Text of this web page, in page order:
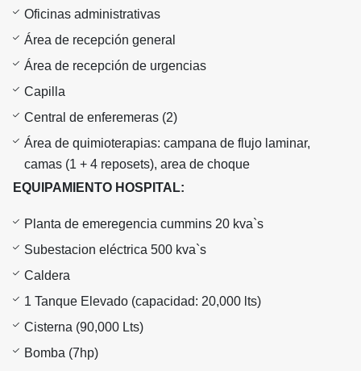
Oficinas administrativas
Área de recepción general
Área de recepción de urgencias
Capilla
Central de enferemeras (2)
Área de quimioterapias: campana de flujo laminar,
camas (1 + 4 reposets), area de choque
EQUIPAMIENTO HOSPITAL:
Planta de emeregencia cummins 20 kva`s
Subestacion eléctrica 500 kva`s
Caldera
1 Tanque Elevado (capacidad: 20,000 lts)
Cisterna (90,000 Lts)
Bomba (7hp)